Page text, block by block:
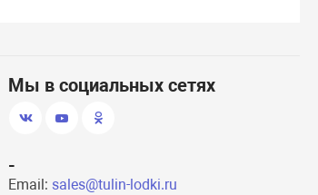
Мы в социальных сетях
-
Email: sales@tulin-lodki.ru